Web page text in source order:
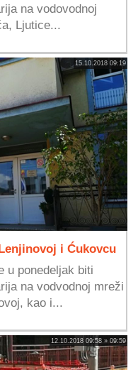
na vodovodnoj
Ljutice...
15.10.2018 09:19
i Ćukovcu
u ponedeljak biti
na vodvodnoj mreži
kao i...
12.10.2018 09:58 » 09:59